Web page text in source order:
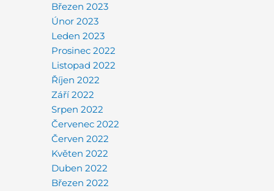
Březen 2023
Únor 2023
Leden 2023
Prosinec 2022
Listopad 2022
Říjen 2022
Září 2022
Srpen 2022
Červenec 2022
Červen 2022
Květen 2022
Duben 2022
Březen 2022